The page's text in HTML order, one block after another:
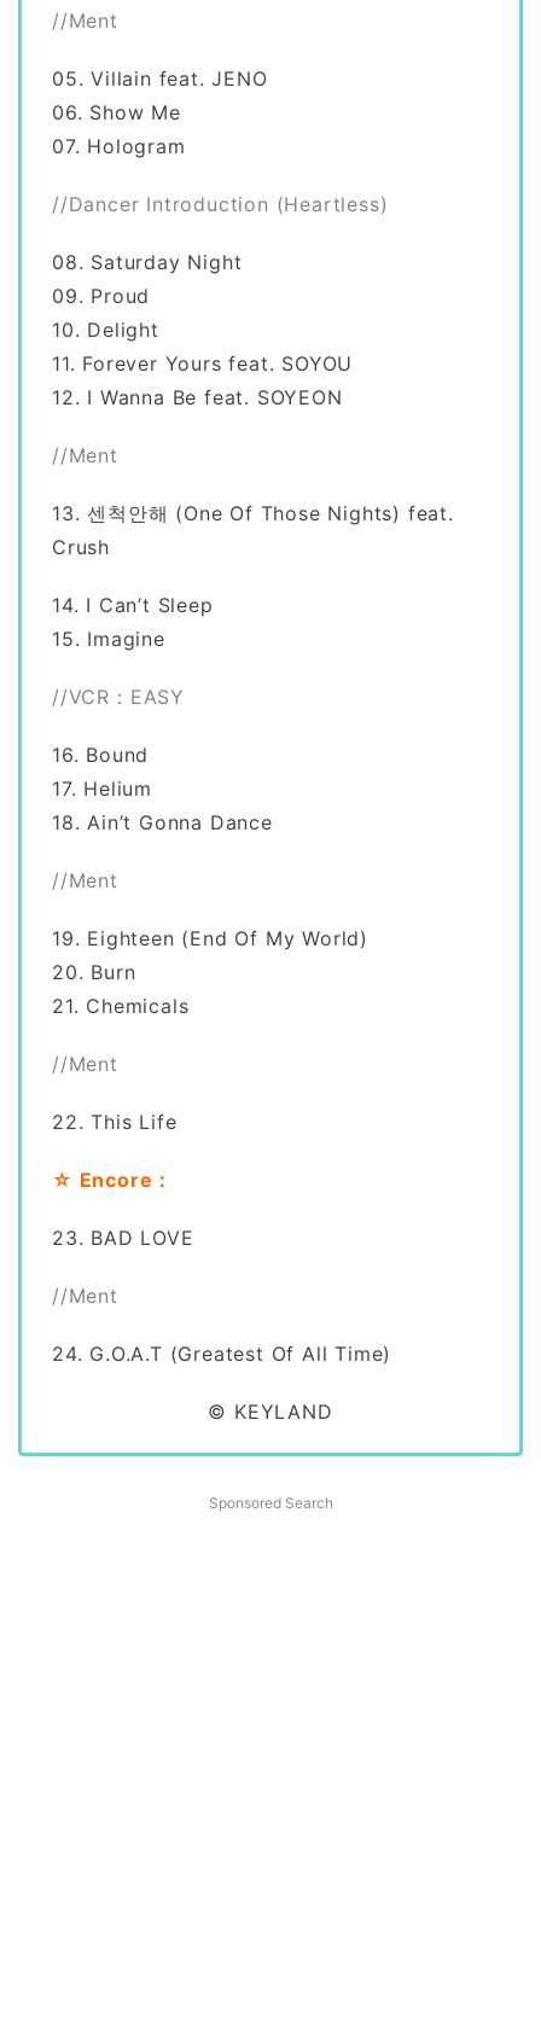
//Ment
05. Villain feat. JENO
06. Show Me
07. Hologram
//Dancer Introduction (Heartless)
08. Saturday Night
09. Proud
10. Delight
11. Forever Yours feat. SOYOU
12. I Wanna Be feat. SOYEON
//Ment
13. 센척안해 (One Of Those Nights) feat.
Crush
14. I Can’t Sleep
15. Imagine
//VCR：EASY
16. Bound
17. Helium
18. Ain’t Gonna Dance
//Ment
19. Eighteen (End Of My World)
20. Burn
21. Chemicals
//Ment
22. This Life
☆ Encore：
23. BAD LOVE
//Ment
24. G.O.A.T (Greatest Of All Time)
© KEYLAND
Sponsored Search